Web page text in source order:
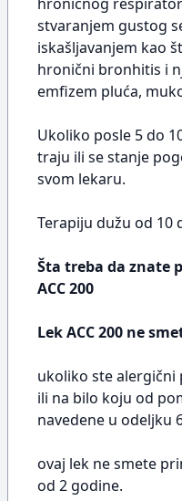
stvaranjem gustog
iskašljavanjem kao
hronični bronhitis i
emfizem pluća,
Ukoliko posle 5 do
traju ili se stanje
svom lekaru.
Terapiju dužu od 10
Šta treba da znate
ACC 200
Lek ACC 200 ne
ukoliko ste alergični
ili na bilo koju od
navedene u odeljku
ovaj lek ne smete
od 2 godine.